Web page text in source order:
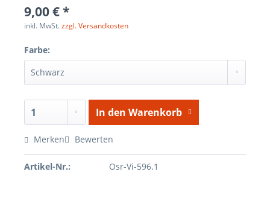
9,00 € *
inkl. MwSt.zzgl. Versandkosten
Farbe:
In den Warenkorb
Merken Bewerten
Artikel-Nr.: Osr-Vi-596.1